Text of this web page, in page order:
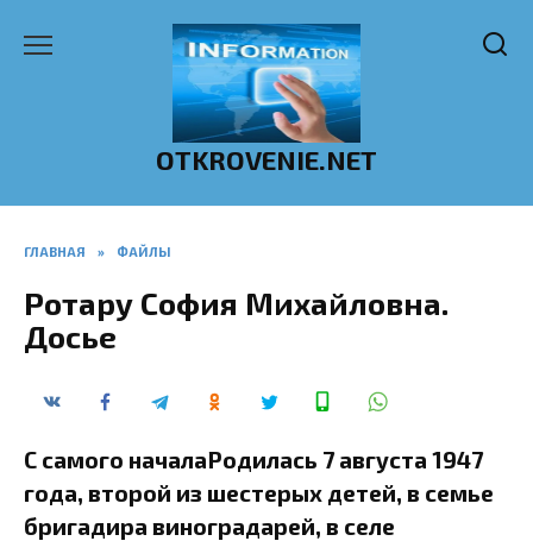
OTKROVENIE.NET
ГЛАВНАЯ » ФАЙЛЫ
Ротару София Михайловна.
Досье
С самого началаРодилась 7 августа 1947
года, второй из шестерых детей, в семье
бригадира виноградарей, в селе